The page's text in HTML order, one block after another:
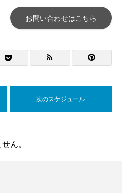
お問い合わせはこちら
次のスケジュール
ん。